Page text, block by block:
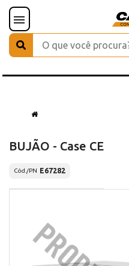
BUJÃO - Case CE
Cód./PN E67282